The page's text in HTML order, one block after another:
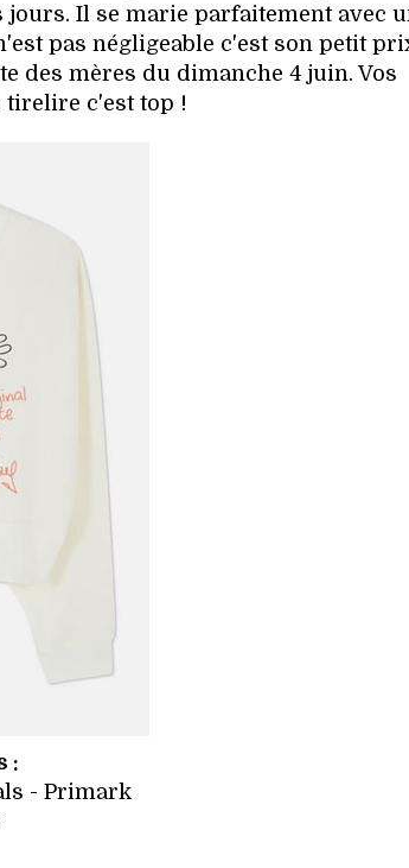
Il se marie parfaitement avec
pas négligeable c'est son petit
des mères du dimanche 4 juin. Vos
tirelire c'est top !
:
- Primark